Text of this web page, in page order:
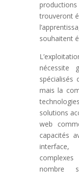
trouveront
souhaitent
nécessite
spécialisés
mais la
solutions
web
capacités
interface,
nombre